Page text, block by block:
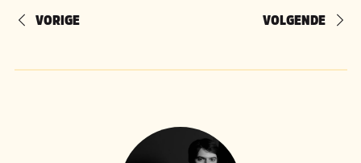
VORIGE VOLGENDE